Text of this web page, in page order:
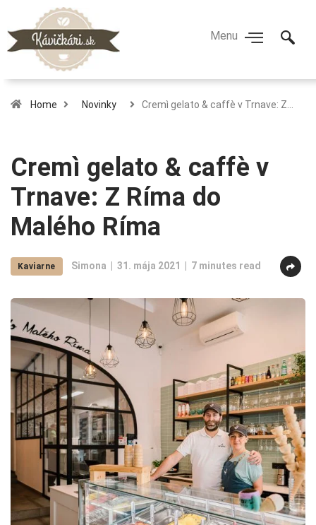
Home Novinky Cremì gelato & caffè v Trnave: Z…
Cremì gelato & caffè v
Trnave: Z Ríma do
Malého Ríma
Kaviarne Simona 31. mája 2021 7 minutes read